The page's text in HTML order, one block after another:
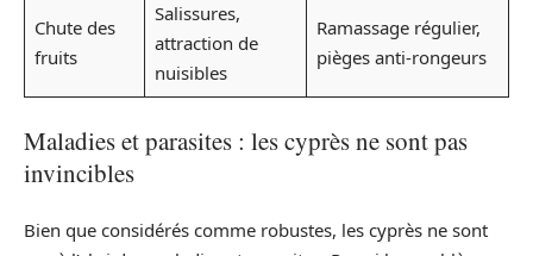
Chute des
fruits
Salissures,
attraction de
nuisibles
Ramassage régulier,
pièges anti-rongeurs
Maladies et parasites : les cyprès ne sont pas
invincibles
Bien que considérés comme robustes, les cyprès ne sont